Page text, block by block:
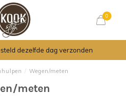
0
dezelfde dag verzonden
/ Wegen/meten
meten